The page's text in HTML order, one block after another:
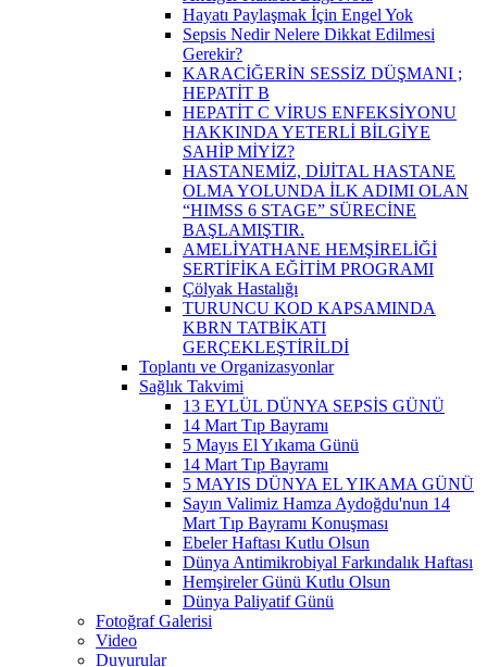
Hayatı Paylaşmak İçin Engel Yok
Sepsis Nedir Nelere Dikkat Edilmesi
Gerekir?
KARACİĞERİN SESSİZ DÜŞMANI ;
HEPATİT B
HEPATİT C VİRUS ENFEKSİYONU
HAKKINDA YETERLİ BİLGİYE
SAHİP MİYİZ?
HASTANEMİZ, DİJİTAL HASTANE
OLMA YOLUNDA İLK ADIMI OLAN
“HIMSS 6 STAGE” SÜRECİNE
BAŞLAMIŞTIR.
AMELİYATHANE HEMŞİRELİĞİ
SERTİFİKA EĞİTİM PROGRAMI
Çölyak Hastalığı
TURUNCU KOD KAPSAMINDA
KBRN TATBİKATI
GERÇEKLEŞTİRİLDİ
Toplantı ve Organizasyonlar
Sağlık Takvimi
13 EYLÜL DÜNYA SEPSİS GÜNÜ
14 Mart Tıp Bayramı
5 Mayıs El Yıkama Günü
14 Mart Tıp Bayramı
5 MAYIS DÜNYA EL YIKAMA GÜNÜ
Sayın Valimiz Hamza Aydoğdu'nun 14
Mart Tıp Bayramı Konuşması
Ebeler Haftası Kutlu Olsun
Dünya Antimikrobiyal Farkındalık Haftası
Hemşireler Günü Kutlu Olsun
Dünya Paliyatif Günü
Fotoğraf Galerisi
Video
Duyurular